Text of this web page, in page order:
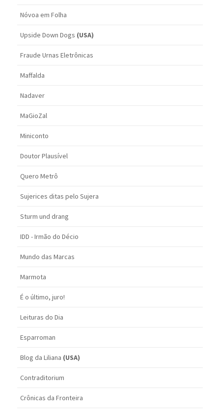
Nóvoa em Folha
Upside Down Dogs (USA)
Fraude Urnas Eletrônicas
Maffalda
Nadaver
MaGioZal
Miniconto
Doutor Plausível
Quero Metrô
Sujerices ditas pelo Sujera
Sturm und drang
IDD - Irmão do Décio
Mundo das Marcas
Marmota
É o último, juro!
Leituras do Dia
Esparroman
Blog da Liliana (USA)
Contraditorium
Crônicas da Fronteira